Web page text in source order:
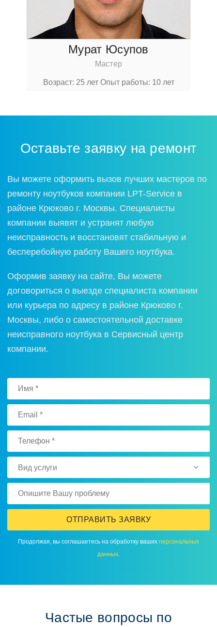
Мурат Юсупов
Мастер
Возраст: 25 летОпыт работы: 10 лет
Оставьте заявку на ремонт
Вы можете оформить вызов лучших мастеров по
ремонту ноутбуков компании LPT-Service в
районе Крюково г. Москвы. Специалисты
компании выявят и устранят любую
неисправность и восстановят стабильную и
бесперебойную работу Вашего ноутбука.
Оформив заявку на сайте, Вы можете
договориться о выезде специалиста компании
или курьера по адресу в районе Крюково г.
Москвы, либо о самостоятельной доставке
неисправного ноутбука в Сервисный центр
компании.
Вид услуги
ОТПРАВИТЬ ЗАЯВКУ
Продолжая, вы соглашаетесь на обработку ваших персональных
данных.
Частые вопросы по